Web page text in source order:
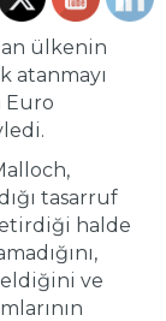
ülkenin
atanmayı
Euro
tasarruf
halde
ve